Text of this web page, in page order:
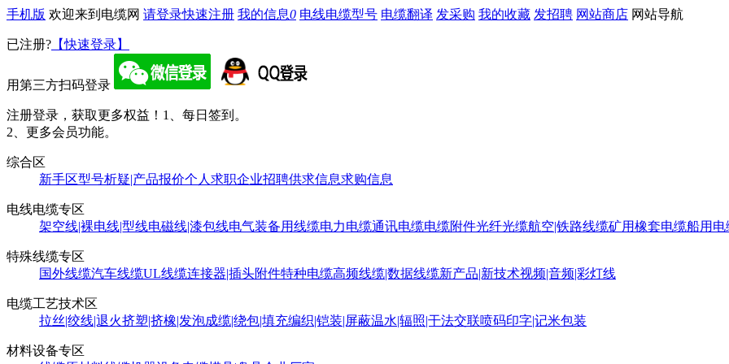
手机版 欢迎来到电缆网 请登录快速注册 我的信息0 电线电缆型号 电缆翻译 发采购 我的收藏 发招聘 网站商店 网站导航
已注册? 【快速登录】
用第三方扫码登录
注册登录，获取更多权益！ 1、每日签到。
2、更多会员功能。
综合区
新手区型号析疑|产品报价个人求职企业招聘供求信息求购信息
电线电缆专区
架空线|裸电线|型线电磁线|漆包线电气装备用线缆电力电缆通讯电缆电缆附件光纤光缆航空|铁路线缆矿用橡套电缆船用电
特殊线缆专区
国外线缆汽车线缆UL线缆连接器|插头附件特种电缆高频线缆|数据线缆新产品|新技术视频|音频|彩灯线
电缆工艺技术区
拉丝|绞线|退火挤塑|挤橡|发泡成缆|绕包|填充编织|铠装|屏蔽温水|辐照|干法交联喷码印字|记米包装
材料设备专区